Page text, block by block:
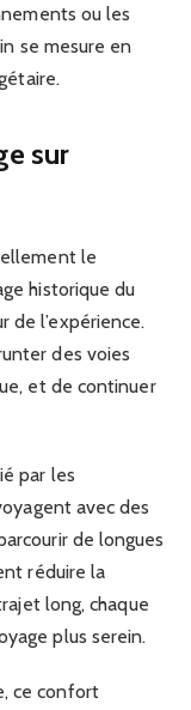
ou les
se mesure en
sur
le
historique du
de l’expérience.
des voies
et de continuer
par les
avec des
de longues
réduire la
long, chaque
plus serein.
ce confort